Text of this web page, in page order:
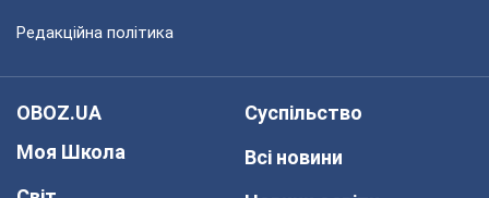
Редакційна політика
OBOZ.UA
Моя Школа
Суспільство
Всі новини